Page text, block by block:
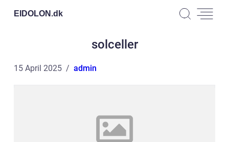
EIDOLON.dk
solceller
15 April 2025 admin